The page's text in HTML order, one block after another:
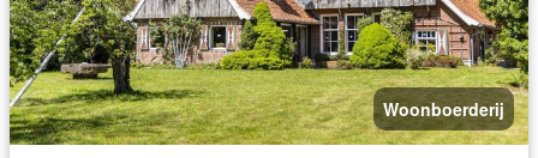
Woonboerderij